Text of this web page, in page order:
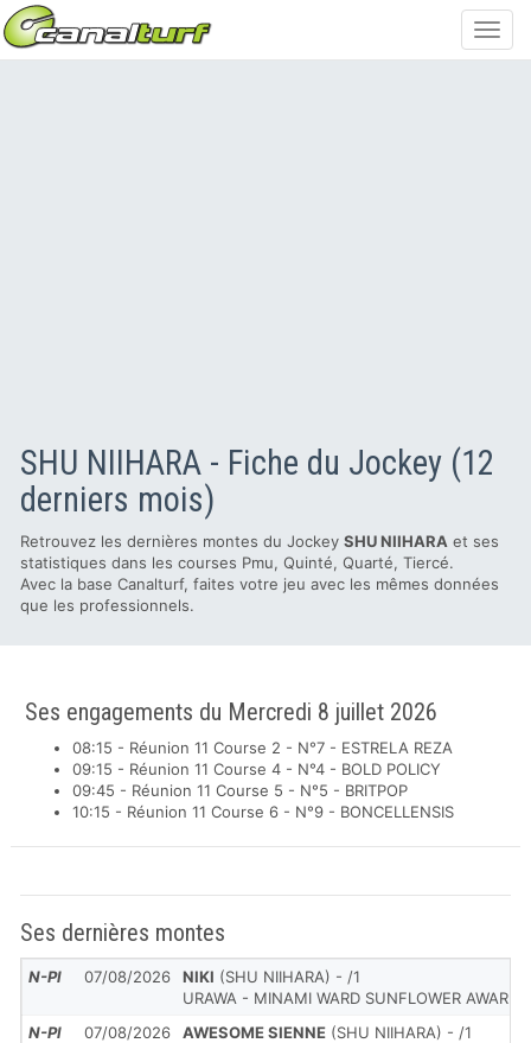
SHU NIIHARA - Fiche du Jockey (12
derniers mois)
Retrouvez les dernières montes du Jockey SHU NIIHARA et ses
statistiques dans les courses Pmu, Quinté, Quarté, Tiercé.
Avec la base Canalturf, faites votre jeu avec les mêmes données
que les professionnels.
Ses engagements du Mercredi 8 juillet 2026
08:15 - Réunion 11 Course 2 - N°7 - ESTRELA REZA
09:15 - Réunion 11 Course 4 - N°4 - BOLD POLICY
09:45 - Réunion 11 Course 5 - N°5 - BRITPOP
10:15 - Réunion 11 Course 6 - N°9 - BONCELLENSIS
Ses dernières montes
N-Pl 07/08/2026 NIKI (SHU NIIHARA) - /1
URAWA - MINAMI WARD SUNFLOWER AWARD
N-Pl
07/08/2026 AWESOME SIENNE (SHU NIIHARA) - /1